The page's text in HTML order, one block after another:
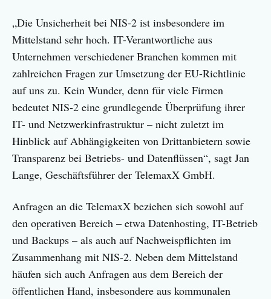
„Die Unsicherheit bei NIS-2 ist insbesondere im
Mittelstand sehr hoch. IT-Verantwortliche aus
Unternehmen verschiedener Branchen kommen mit
zahlreichen Fragen zur Umsetzung der EU-Richtlinie
auf uns zu. Kein Wunder, denn für viele Firmen
bedeutet NIS-2 eine grundlegende Überprüfung ihrer
IT- und Netzwerkinfrastruktur – nicht zuletzt im
Hinblick auf Abhängigkeiten von Drittanbietern sowie
Transparenz bei Betriebs- und Datenflüssen“, sagt Jan
Lange, Geschäftsführer der TelemaxX GmbH.
Anfragen an die TelemaxX beziehen sich sowohl auf
den operativen Bereich – etwa Datenhosting, IT-Betrieb
und Backups – als auch auf Nachweispflichten im
Zusammenhang mit NIS-2. Neben dem Mittelstand
häufen sich auch Anfragen aus dem Bereich der
öffentlichen Hand, insbesondere aus kommunalen